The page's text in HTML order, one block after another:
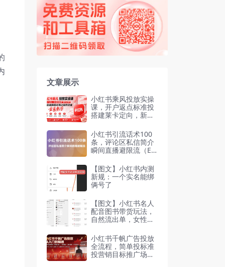
文章展示
小红书乘风投放实操
课，开户返点标准投
搭建莱卡定向，新店
量
小红书引流话术100
条，评论区私信简介
瞬间直播避限流（Ex
【图文】小红书内测
新规：一个实名能绑
俩号了
【图文】小红书名人
配音图书带货玩法，
自然流出单，女性用
小红书千帆广告投放
全流程，简单投标准
投营销目标推广场景